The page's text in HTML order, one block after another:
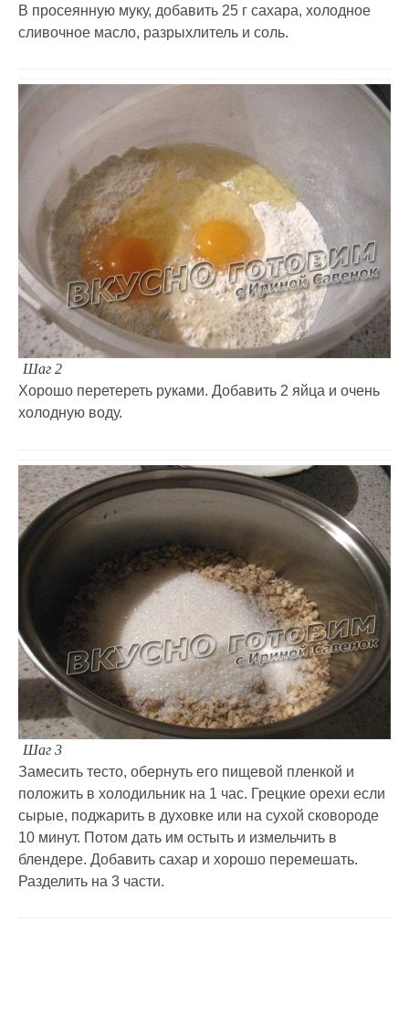
В просеянную муку, добавить 25 г сахара, холодное
сливочное масло, разрыхлитель и соль.
Шаг 2
Хорошо перетереть руками. Добавить 2 яйца и очень
холодную воду.
Шаг 3
Замесить тесто, обернуть его пищевой пленкой и
положить в холодильник на 1 час. Грецкие орехи если
сырые, поджарить в духовке или на сухой сковороде
10 минут. Потом дать им остыть и измельчить в
блендере. Добавить сахар и хорошо перемешать.
Разделить на 3 части.